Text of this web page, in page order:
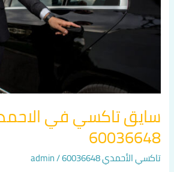
سايق تاكسي في
60036648
تاكسي الأحمدي 60036648 /
admin
بنا